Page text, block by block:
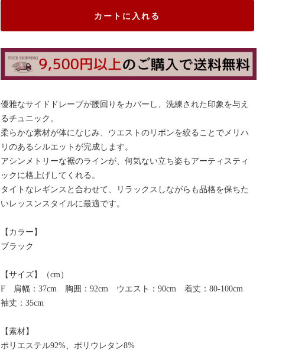
カートに入れる
優雅なサイドドレープが腰回りをカバーし、洗練された印象を与え
るチュニック。
柔らかな素材が体になじみ、ウエストのリボンを絞ることでメリハ
リのあるシルエットが完成します。
アシンメトリーな裾のラインが、何気ない立ち姿もアーティスティ
ックに格上げしてくれる。
タイトなレギンスと合わせて、リラックスしながらも品格を保ちた
いレッスンスタイルに最適です。
【カラー】
ブラック
【サイズ】（cm）
F 肩幅：37cm 胸囲：92cm ウエスト：90cm 着丈：80-100cm
袖丈：35cm
【素材】
ポリエステル92%、ポリウレタン8%